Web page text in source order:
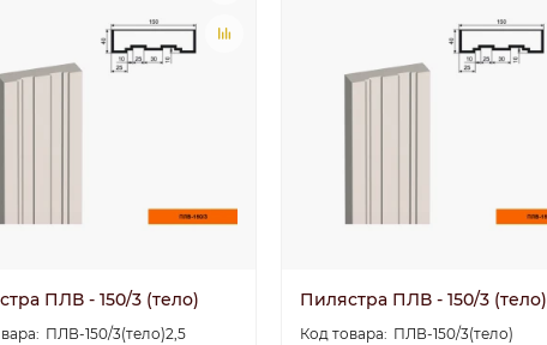
ПЛВ - 150/3 (тело)
ПЛВ-150/3(тело)2,5
Пилястра ПЛВ - 150/3 (тело)
ПЛВ-150/3(тело)